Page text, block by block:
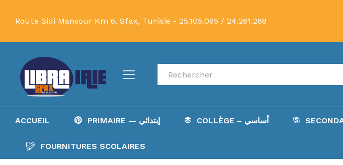
Route Sidi Mansour Km 6, Sfax, Tunisie - 25.105.095 / 24.261.268
Recherche
ACCUEIL PRIMAIRE — إبتدائي COLLÈGE – أساسي
FOURNITURES SCOLAIRES